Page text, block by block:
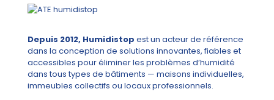
Depuis 2012, Humidistop est un acteur de référence
dans la conception de solutions innovantes, fiables et
accessibles pour éliminer les problèmes d’humidité
dans tous types de bâtiments — maisons individuelles,
immeubles collectifs ou locaux professionnels.